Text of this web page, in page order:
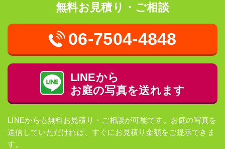
無料お見積り・ご相談
06-7504-4848
LINEから
お庭の写真を送れます
LINEからも無料お見積り・ご相談が可能です。お庭の写真を
送信していただければ、すぐにお見積り金額をご提示できま
す。